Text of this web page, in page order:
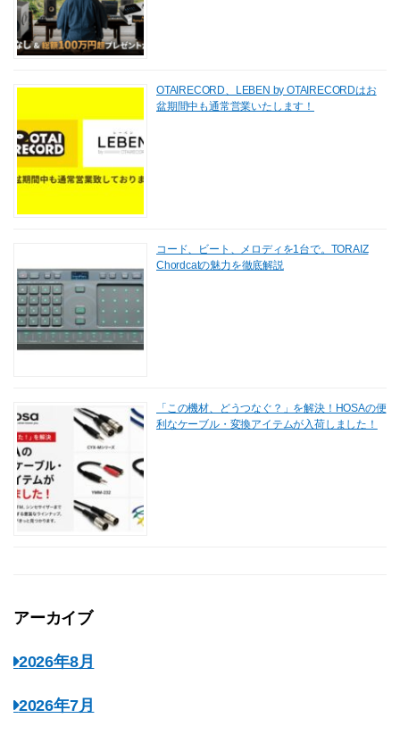
OTAIRECORD、LEBEN by OTAIRECORDはお
盆期間中も通常営業いたします！
コード、ビート、メロディを1台で。TORAIZ
Chordcatの魅力を徹底解説
「この機材、どうつなぐ？」を解決！HOSAの便
利なケーブル・変換アイテムが入荷しました！
アーカイブ
2026年8月
2026年7月